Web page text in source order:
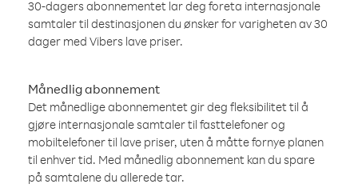
30-dagers abonnementet lar deg foreta internasjonale
samtaler til destinasjonen du ønsker for varigheten av 30
dager med Vibers lave priser.
Månedlig abonnement
Det månedlige abonnementet gir deg fleksibilitet til å
gjøre internasjonale samtaler til fasttelefoner og
mobiltelefoner til lave priser, uten å måtte fornye planen
til enhver tid. Med månedlig abonnement kan du spare
på samtalene du allerede tar.